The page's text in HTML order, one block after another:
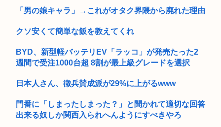
「男の娘キャラ」→これがオタク界隈から廃れた理由
クソ安くて簡単な飯を教えてくれ
BYD、新型軽バッテリEV「ラッコ」が発売たった2
週間で受注1000台超 8割が最上級グレードを選択
日本人さん、徴兵賛成派が29%に上がるwww
門番に「しまったしまった？」と聞かれて適切な回答
出来る奴しか関西入られへんようにすべきやろ